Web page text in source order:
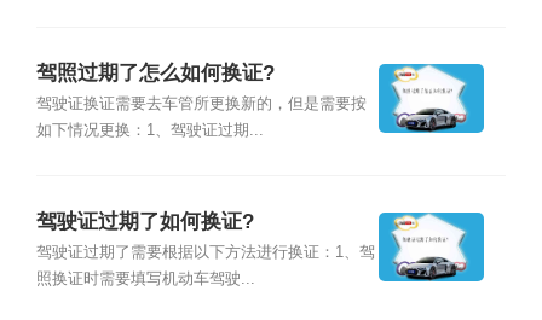
驾照过期了怎么如何换证?
驾驶证换证需要去车管所更换新的，但是需要按
如下情况更换：1、驾驶证过期...
驾驶证过期了如何换证?
驾驶证过期了需要根据以下方法进行换证：1、驾
照换证时需要填写机动车驾驶...